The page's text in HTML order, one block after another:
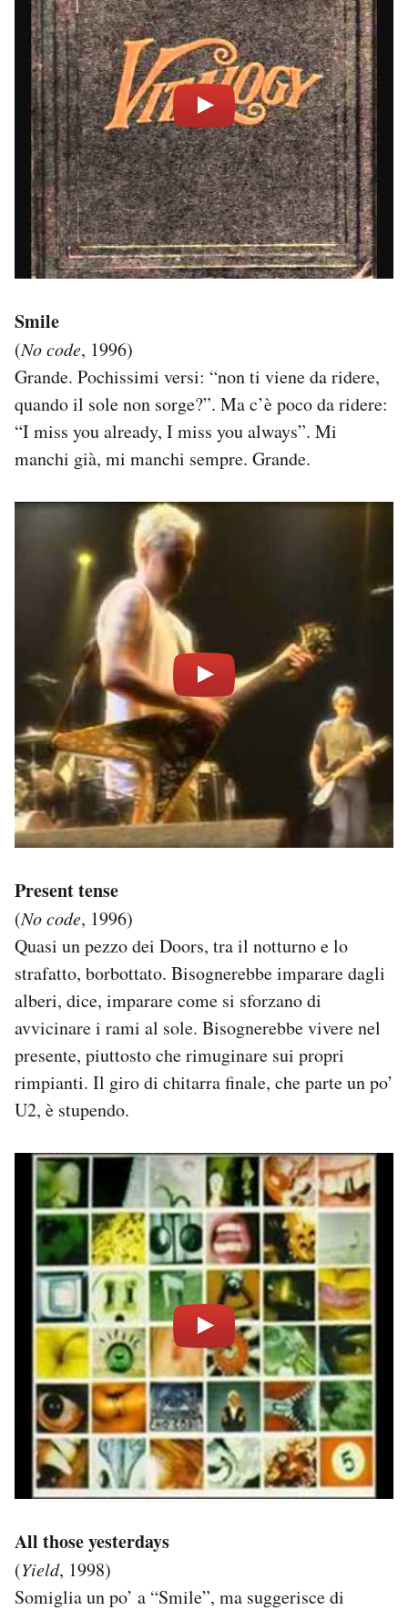
Smile
(No code, 1996)
Grande. Pochissimi versi: “non ti viene da ridere,
quando il sole non sorge?”. Ma c’è poco da ridere:
“I miss you already, I miss you always”. Mi
manchi già, mi manchi sempre. Grande.
Present tense
(No code, 1996)
Quasi un pezzo dei Doors, tra il notturno e lo
strafatto, borbottato. Bisognerebbe imparare dagli
alberi, dice, imparare come si sforzano di
avvicinare i rami al sole. Bisognerebbe vivere nel
presente, piuttosto che rimuginare sui propri
rimpianti. Il giro di chitarra finale, che parte un po’
U2, è stupendo.
All those yesterdays
(Yield, 1998)
Somiglia un po’ a “Smile”, ma suggerisce di